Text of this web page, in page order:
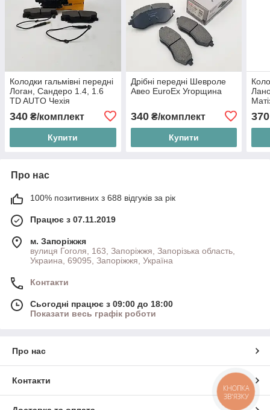
Колодки гальмівні передні
Логан, Сандеро 1.4, 1.6
TD AUTO Чехія
6001547619, 6001547911
340 ₴/комплект
Купити
Дрібні передні Шевроле
Авео EuroEx Угорщина
340₴/комплект
Купити
370
Про нас
100% позитивних з 688 відгуків за рік
Працює з 07.11.2019
м. Запоріжжя
вулиця Гоголя, 163, Запоріжжя, Запорізька область,
Украина, 69095, Запоріжжя, Україна
Контакти
Сьогодні працює з 09:00 до 18:00
Показати весь графік роботи
Про нас
Контакти
КНОПКА
ЗВ'ЯЗКУ